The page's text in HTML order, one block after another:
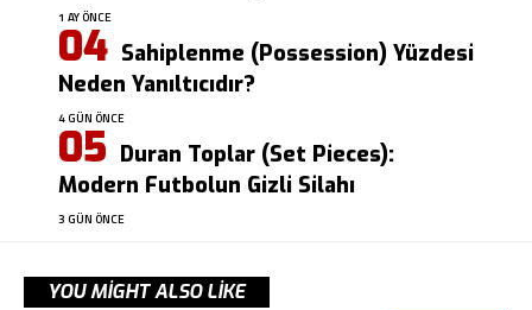
1 AY ÖNCE
Sahiplenme (Possession) Yüzdesi
Neden Yanıltıcıdır?
4 GÜN ÖNCE
Duran Toplar (Set Pieces):
Modern Futbolun Gizli Silahı
3 GÜN ÖNCE
YOU MIGHT ALSO LIKE